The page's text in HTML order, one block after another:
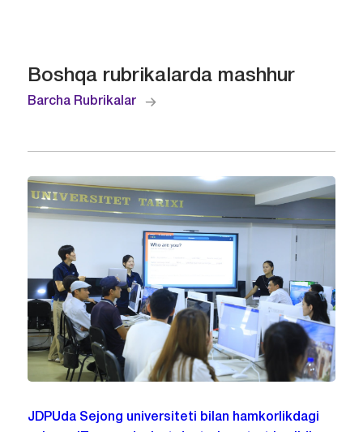
Boshqa rubrikalarda mashhur
Barcha Rubrikalar
JDPUda Sejong universiteti bilan hamkorlikdagi